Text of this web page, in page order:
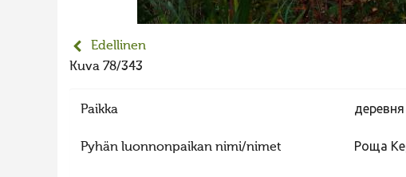
Edellinen
Kuva 78/343
Paikka
Pyhän luonnonpaikan nimi/nimet Роща